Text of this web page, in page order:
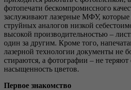
фотопечати бескомпромиссного
заслуживают лазерные МФУ, которые
струйных аналогов низкой
высокой производительностью –
один за другим. Кроме того,
лазерной технологии документы не
стираются, а фотографии – не
насыщенность цветов.
Первое знакомство